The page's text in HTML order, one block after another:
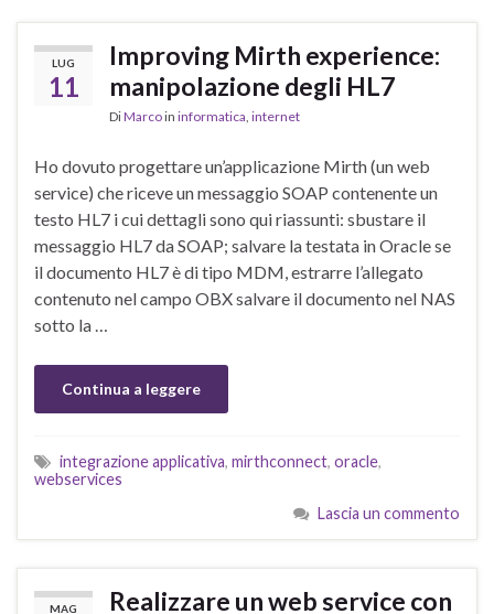
LUG
11
Improving Mirth experience:
manipolazione degli HL7
DiMarcoin informatica internet
Ho dovuto progettare un’applicazione Mirth (un web
service) che riceve un messaggio SOAP contenente un
testo HL7 i cui dettagli sono qui riassunti: sbustare il
messaggio HL7 da SOAP; salvare la testata in Oracle se
il documento HL7 è di tipo MDM, estrarre l’allegato
contenuto nel campo OBX salvare il documento nel NAS
sotto la …
Continua a leggere
integrazione applicativa, mirthconnect, oracle,
webservices
Lascia un commento
MAG Realizzare un web service con